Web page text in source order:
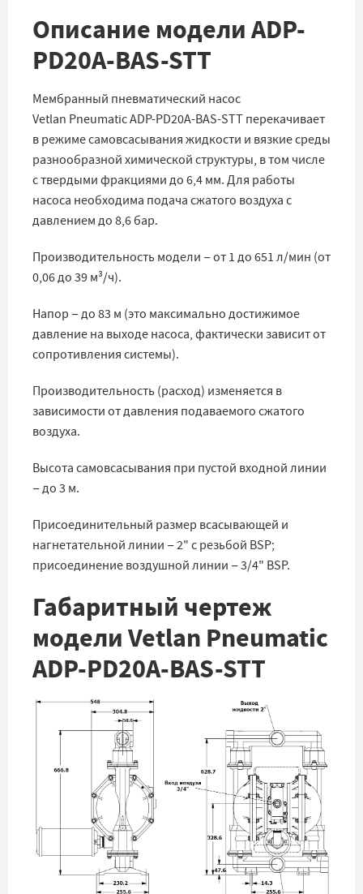
Описание модели ADP-
PD20A-BAS-STT
Мембранный пневматический насос
Vetlan Pneumatic ADP-PD20A-BAS-STT перекачивает
в режиме самовсасывания жидкости и вязкие среды
разнообразной химической структуры, в том числе
с твердыми фракциями до 6,4 мм. Для работы
насоса необходима подача сжатого воздуха с
давлением до 8,6 бар.
Производительность модели − от 1 до 651 л/мин (от
0,06 до 39 м³/ч).
Напор − до 83 м (это максимально достижимое
давление на выходе насоса, фактически зависит от
сопротивления системы).
Производительность (расход) изменяется в
зависимости от давления подаваемого сжатого
воздуха.
Высота самовсасывания при пустой входной линии
− до 3 м.
Присоединительный размер всасывающей и
нагнетательной линии − 2" с резьбой BSP;
присоединение воздушной линии − 3/4" BSP.
Габаритный чертеж
модели Vetlan Pneumatic
ADP-PD20A-BAS-STT